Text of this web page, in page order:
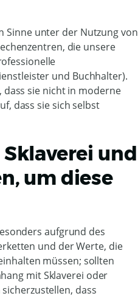
Sinne unter der Nutzung von
die unsere
und Buchhalter).
sie nicht in moderne
dass sie sich selbst
und
um diese
aufgrund des
und der Werte, die
müssen; sollten
mit Sklaverei oder
dass